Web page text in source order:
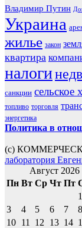
Владимир Путин
Украина
жилье закон
квартира
налоги
санкции сельское
топливо торговля
энергетика
Политика в
(с)
лаборатория
Август 2026
Пн Вт Ср Чт Пт
1
3
4 5 6 7 8
10 11 12 13 14